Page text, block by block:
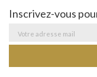
Inscrivez-vous